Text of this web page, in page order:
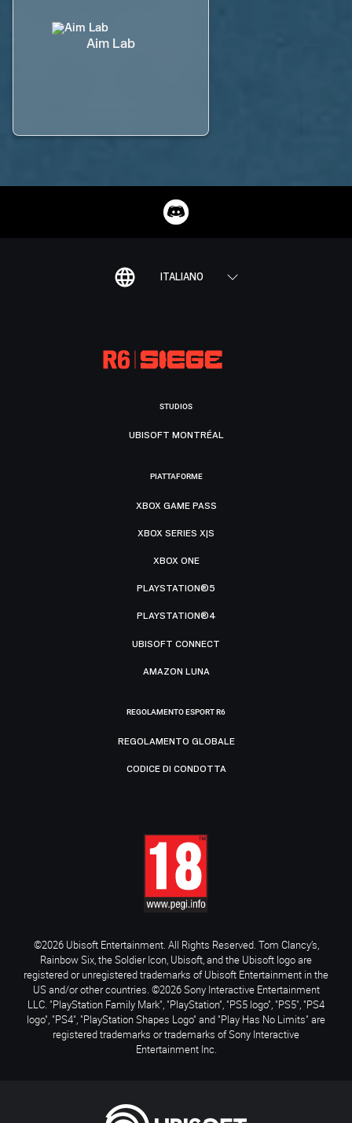
Aim Lab
ITALIANO
STUDIOS
UBISOFT MONTRÉAL
PIATTAFORME
XBOX GAME PASS
XBOX SERIES X|S
XBOX ONE
PLAYSTATION®5
PLAYSTATION®4
UBISOFT CONNECT
AMAZON LUNA
REGOLAMENTO ESPORT R6
REGOLAMENTO GLOBALE
CODICE DI CONDOTTA
©2026 Ubisoft Entertainment. All Rights Reserved. Tom Clancy’s,
Rainbow Six, the Soldier Icon, Ubisoft, and the Ubisoft logo are
registered or unregistered trademarks of Ubisoft Entertainment in the
US and/or other countries. ©2026 Sony Interactive Entertainment
LLC. "PlayStation Family Mark", "PlayStation", "PS5 logo", "PS5", "PS4
logo", "PS4", "PlayStation Shapes Logo" and "Play Has No Limits" are
registered trademarks or trademarks of Sony Interactive
Entertainment Inc.